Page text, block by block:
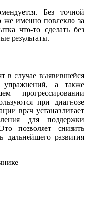
Без точной
же именно повлекло за
что-то сделать без
результаты.
в случае выявившейся
упражнений, а также
прогрессировании
при диагнозе
врач устанавливает
для поддержки
позволяет снизить
дальнейшего развития